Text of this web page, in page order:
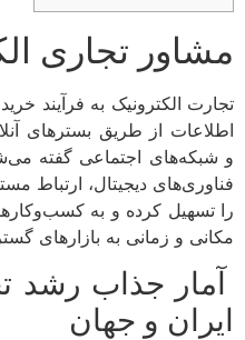
مشاور تجاری
تجارت الکترونیک به فرآیند
اطلاعات از طریق بسترهای
و شبکه‌های اجتماعی گفته
فناوری‌های دیجیتال، ارتباط
را تسهیل کرده و به
مکانی و زمانی به بازارهای
آمار جذاب رشد
ایران و جهان